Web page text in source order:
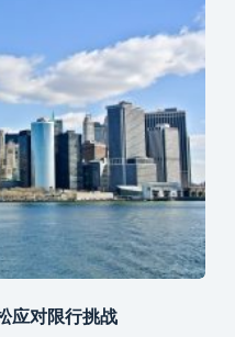
应对限行挑战